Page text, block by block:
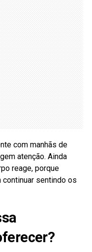
com manhãs de
atenção. Ainda
reage, porque
sentindo os